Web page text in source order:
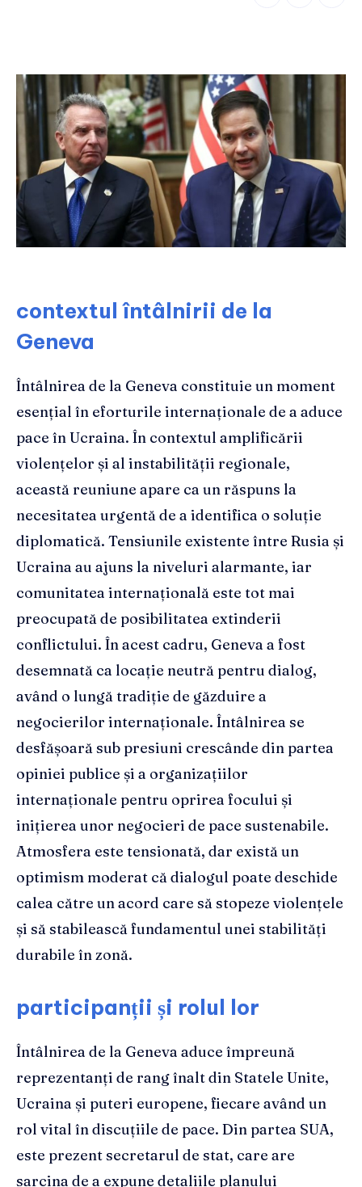
contextul întâlnirii de la
Geneva
Întâlnirea de la Geneva constituie un moment
esențial în eforturile internaționale de a aduce
pace în Ucraina. În contextul amplificării
violențelor și al instabilității regionale,
această reuniune apare ca un răspuns la
necesitatea urgentă de a identifica o soluție
diplomatică. Tensiunile existente între Rusia și
Ucraina au ajuns la niveluri alarmante, iar
comunitatea internațională este tot mai
preocupată de posibilitatea extinderii
conflictului. În acest cadru, Geneva a fost
desemnată ca locație neutră pentru dialog,
având o lungă tradiție de găzduire a
negocierilor internaționale. Întâlnirea se
desfășoară sub presiuni crescânde din partea
opiniei publice și a organizațiilor
internaționale pentru oprirea focului și
inițierea unor negocieri de pace sustenabile.
Atmosfera este tensionată, dar există un
optimism moderat că dialogul poate deschide
calea către un acord care să stopeze violențele
și să stabilească fundamentul unei stabilități
durabile în zonă.
participanții și rolul lor
Întâlnirea de la Geneva aduce împreună
reprezentanți de rang înalt din Statele Unite,
Ucraina și puteri europene, fiecare având un
rol vital în discuțiile de pace. Din partea SUA,
este prezent secretarul de stat, care are
sarcina de a expune detaliile planului